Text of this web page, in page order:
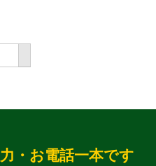
・お電話一本です